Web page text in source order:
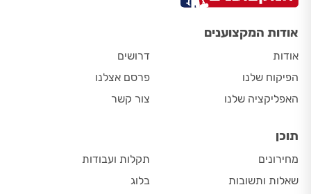
אודות המקצוענים
אודות
הפיקוח שלנו
האפליקציה שלנו
דרושים
פרסם אצלנו
צור קשר
תוכן
מחירונים
שאלות ותשובות
תקלות ועבודות
בלוג